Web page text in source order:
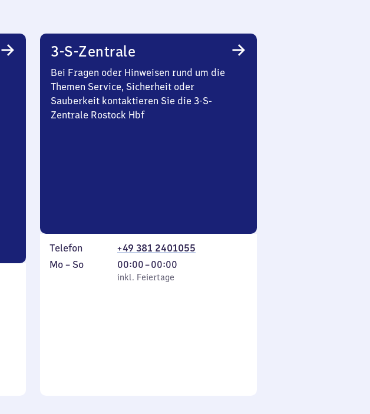
3-S-Zentrale
Bei Fragen oder Hinweisen rund um die
Themen Service, Sicherheit oder
Sauberkeit kontaktieren Sie die 3-S-
Zentrale Rostock Hbf
Telefon
+49 381 2401055
Montag
Mo – So,
inkl. Feiertage
00:00–00:00
Von
0
inkl. Feiertage